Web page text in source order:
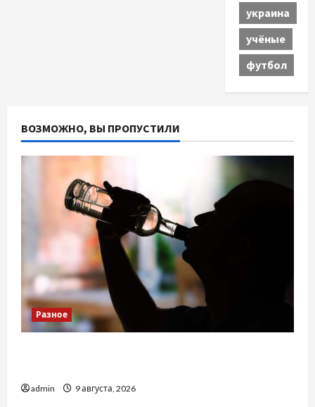
украина
учёные
футбол
ВОЗМОЖНО, ВЫ ПРОПУСТИЛИ
Разное
admin 9 августа, 2026